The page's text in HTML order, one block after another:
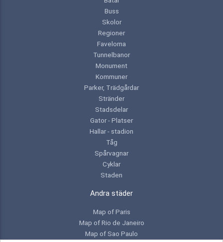
Buss
Skolor
Regioner
Favelorna
Tunnelbanor
Monument
Kommuner
Parker, Trädgårdar
Stränder
Stadsdelar
Gator - Platser
Hallar - stadion
Tåg
Spårvagnar
Cyklar
Staden
Andra städer
Map of Paris
Map of Rio de Janeiro
Map of Sao Paulo